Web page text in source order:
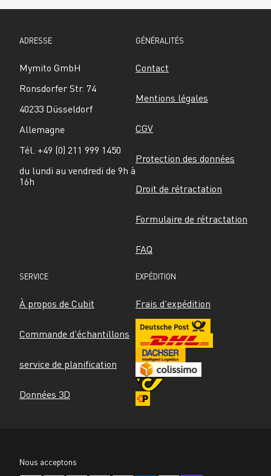
ADRESSE
Mymito GmbH
Ronsdorfer Str. 74
40233 Düsseldorf
Allemagne
Tél. +49 (0) 211 999 1450
du lundi au vendredi de 9h à
16h
GÉNÉRALITÉS
Contact
Mentions légales
CGV
Protection des données
Droit de rétractation
Formulaire de rétractation
FAQ
SERVICE
À propos de Cubit
Commande d'échantillons
service de planification
Données 3D
EXPÉDITION
Frais d'expédition
Nous acceptons